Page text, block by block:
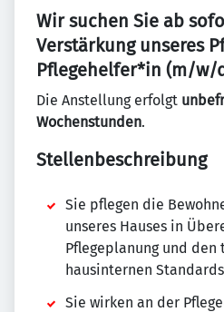
Wir suchen Sie ab
Verstärkung unseres
Pflegehelfer*in (m/w/
Die Anstellung erfolgt
Wochenstunden.
Stellenbeschreibung
Sie pflegen die
unseres Hauses in
Pflegeplanung und den
hausinternen
Sie wirken an der